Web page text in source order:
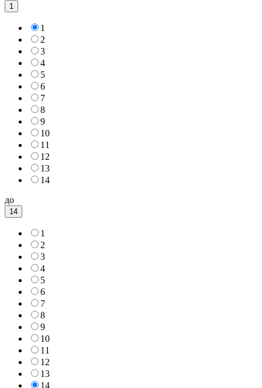
1
1
2
3
4
5
6
7
8
9
10
11
12
13
14
до
14
1
2
3
4
5
6
7
8
9
10
11
12
13
14